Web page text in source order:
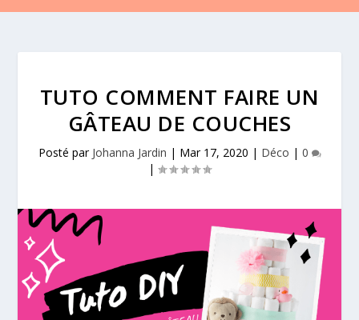
TUTO COMMENT FAIRE UN
GÂTEAU DE COUCHES
Posté par Johanna Jardin | Mar 17, 2020 | Déco | 0
|